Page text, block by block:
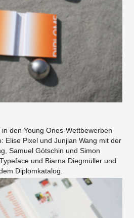
den Young Ones-Wettbewerben
Elise Pixel und Junjian Wang mit der
Samuel Götschin und Simon
und Biarna Diegmüller und
Diplomkatalog.